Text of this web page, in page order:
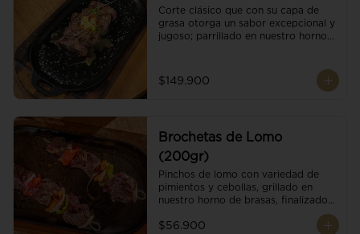
Corte clásico que con su capa de
grasa otorga un sabor excepcional y
jugoso; parrillado en nuestro horno
cristales de sal y mantequilla de ajo
y pimientos. Dos guarniciones a
$149.900
Brochetas de Lomo
(200gr)
Pinchos de lomo con variedad de
pimientos y cebollas, grillado en
nuestro horno de brasas, finalizado
con cristales de sal. Acompañado de
salsa criolla.
$56.900